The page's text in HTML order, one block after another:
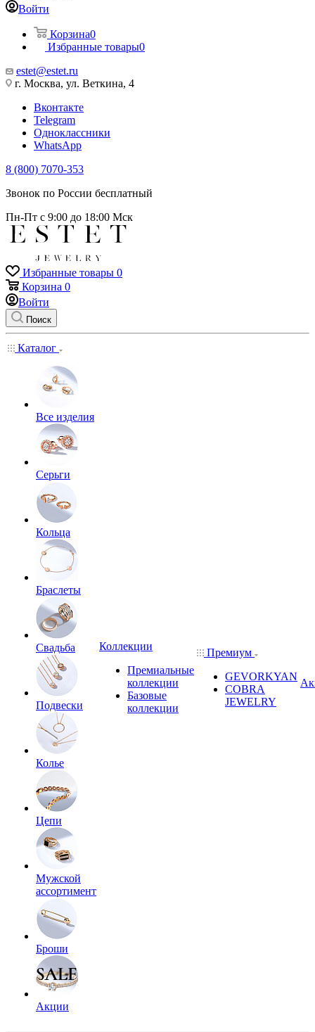
Войти
Корзина0
Избранные товары0
estet@estet.ru
г. Москва, ул. Веткина, 4
Вконтакте
Telegram
Одноклассники
WhatsApp
8 (800) 7070-353
Звонок по России бесплатный
Пн-Пт с 9:00 до 18:00 Мск
Избранные товары 0
Корзина 0
Войти
Поиск
Каталог
Все изделия
Серьги
Кольца
Браслеты
Свадьба
Подвески
Колье
Цепи
Мужской
ассортимент
Броши
Акции
Коллекции
Премиальные
коллекции
Базовые
коллекции
Премиум
GEVORKYAN
COBRA
JEWELRY